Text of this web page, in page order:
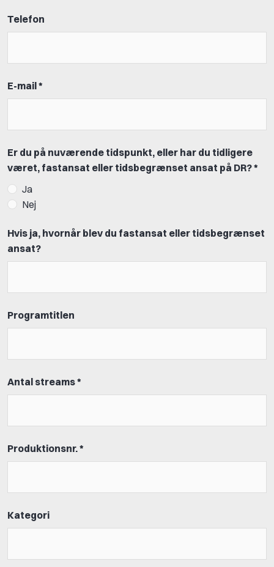
Telefon
E-mail *
Er du på nuværende tidspunkt, eller har du tidligere
været, fastansat eller tidsbegrænset ansat på DR? *
Ja
Nej
Hvis ja, hvornår blev du fastansat eller tidsbegrænset
ansat?
Programtitlen
Antal streams *
Produktionsnr. *
Kategori